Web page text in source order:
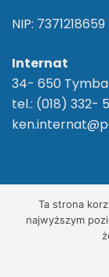
NIP: 7371218659
Internat
34- 650
tel.: (018) 332-
ZS
Tymbarku/
Realizacja,
Ta strona
najwyższym